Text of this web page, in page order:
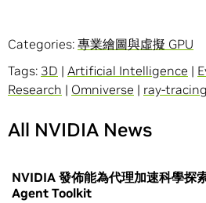
Categories: 專業繪圖與虛擬 GPU
Tags: 3D | Artificial Intelligence |
Research | Omniverse | ray-tracing
All NVIDIA News
NVIDIA 發佈能為代理加速科學探
Agent Toolkit